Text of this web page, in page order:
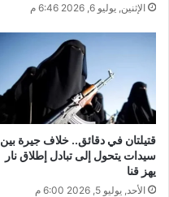
الإثنين, يوليو 6, 2026 6:46 م
قتيلتان في دقائق.. خلاف جيرة بين
سيدات يتحول إلى تبادل إطلاق نار
يهز قنا
الأحد, يوليو 5, 2026 6:00 م